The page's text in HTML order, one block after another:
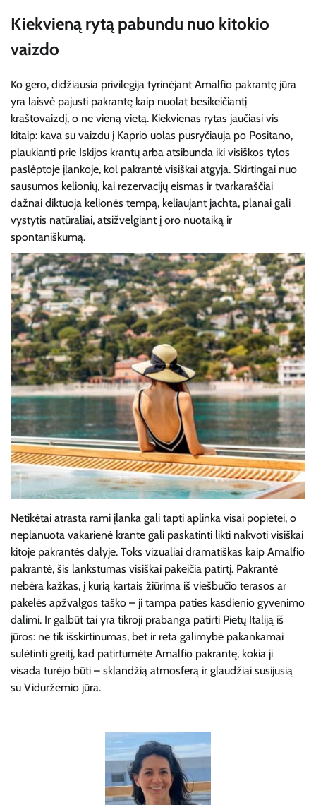
Kiekvieną rytą pabundu nuo kitokio
vaizdo
Ko gero, didžiausia privilegija tyrinėjant Amalfio pakrantę jūra
yra laisvė pajusti pakrantę kaip nuolat besikeičiantį
kraštovaizdį, o ne vieną vietą. Kiekvienas rytas jaučiasi vis
kitaip: kava su vaizdu į Kaprio uolas pusryčiauja po Positano,
plaukianti prie Iskijos krantų arba atsibunda iki visiškos tylos
paslėptoje įlankoje, kol pakrantė visiškai atgyja. Skirtingai nuo
sausumos kelionių, kai rezervacijų eismas ir tvarkaraščiai
dažnai diktuoja kelionės tempą, keliaujant jachta, planai gali
vystytis natūraliai, atsižvelgiant į oro nuotaiką ir
spontaniškumą.
Netikėtai atrasta rami įlanka gali tapti aplinka visai popietei, o
neplanuota vakarienė krante gali paskatinti likti nakvoti visiškai
kitoje pakrantės dalyje. Toks vizualiai dramatiškas kaip Amalfio
pakrantė, šis lankstumas visiškai pakeičia patirtį. Pakrantė
nebėra kažkas, į kurią kartais žiūrima iš viešbučio terasos ar
pakelės apžvalgos taško – ji tampa paties kasdienio gyvenimo
dalimi. Ir galbūt tai yra tikroji prabanga patirti Pietų Italiją iš
jūros: ne tik išskirtinumas, bet ir reta galimybė pakankamai
sulėtinti greitį, kad patirtumėte Amalfio pakrantę, kokia ji
visada turėjo būti – sklandžią atmosferą ir glaudžiai susijusią
su Viduržemio jūra.